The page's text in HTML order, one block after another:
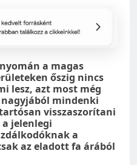
a magas
őszig nincs
lesz, azt most még
mindenki
visszaszorítani
jelenlegi
a
az eladott fa árából